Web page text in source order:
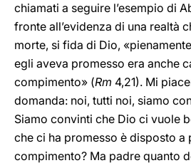
chiamati a seguire l’esempio di
fronte all’evidenza di una realtà
morte, si fida di Dio,
egli aveva promesso era anche
compimento» (Rm 4,21). Mi
domanda: noi, tutti noi, siamo
Siamo convinti che Dio ci vuole
che ci ha promesso è disposto a
compimento? Ma padre quanto